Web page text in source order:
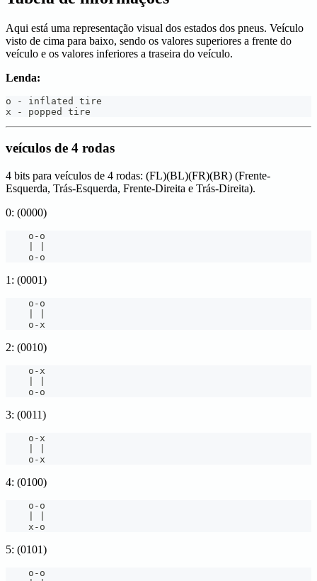
Aqui está uma representação visual dos estados dos pneus. Veículo
visto de cima para baixo, sendo os valores superiores a frente do
veículo e os valores inferiores a traseira do veículo.
Lenda:
o - inflated tire
x - popped tire
veículos de 4 rodas
4 bits para veículos de 4 rodas: (FL)(BL)(FR)(BR) (Frente-
Esquerda, Trás-Esquerda, Frente-Direita e Trás-Direita).
0: (0000)
    o
- o
    o
- o
1: (0001)
    o
- o
    o
-x
2: (0010)
    o
-x
    o
- o
3: (0011)
    o
-x
    o
-x
4: (0100)
    o
- o
    x
- o
5: (0101)
    o
- o